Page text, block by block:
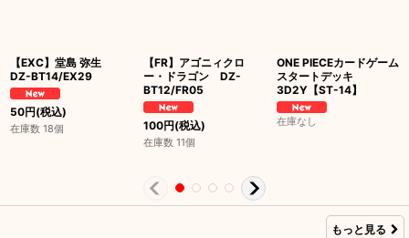
【EXC】堂島 弥生
DZ-BT14/EX29
50円(税込)
在庫数 18個
【FR】アゴニィクロ
ー・ドラゴン DZ-
BT12/FR05
100円(税込)
在庫数 11個
ONE PIECEカードゲーム
スタートデッキ
3D2Y【ST-14】
在庫なし
もっと見る